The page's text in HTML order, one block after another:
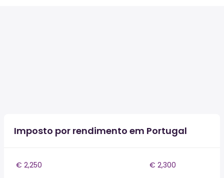
Imposto por rendimento em Portugal
€ 2,250
€ 2,300